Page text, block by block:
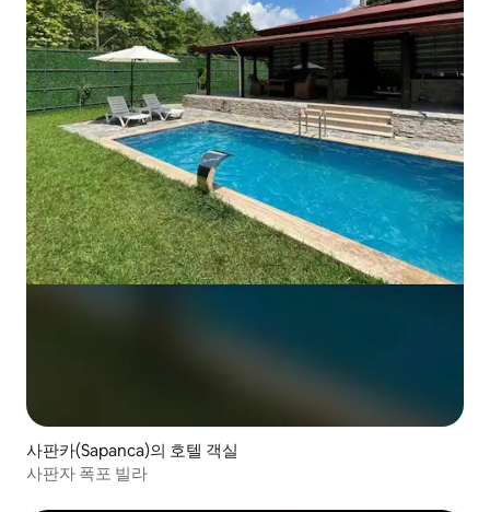
사판카(Sapanca)의 호텔 객실
사판자 폭포 빌라